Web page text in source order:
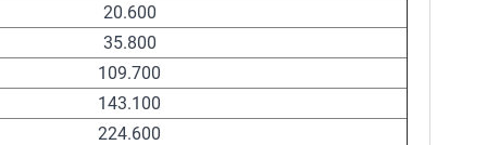
20.600
35.800
109.700
143.100
224.600